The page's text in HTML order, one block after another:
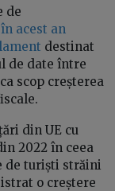
de
acest an
destinat
de date între
scop creșterea
din UE cu
2022 în ceea
de turiști străini
o creștere